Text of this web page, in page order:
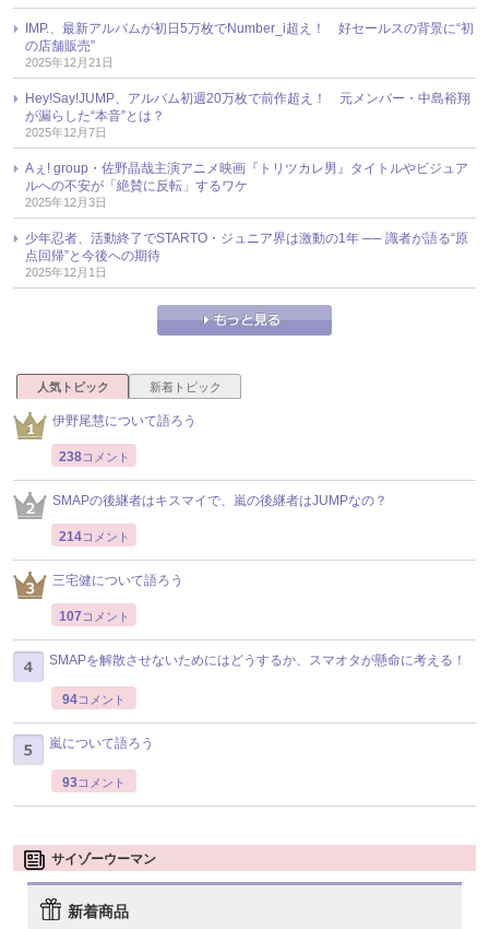
IMP.、最新アルバムが初日5万枚でNumber_i超え！ 好セールスの背景に“初
の店舗販売”
2025年12月21日
Hey!Say!JUMP、アルバム初週20万枚で前作超え！ 元メンバー・中島裕翔
が漏らした“本音”とは？
2025年12月7日
Aぇ! group・佐野晶哉主演アニメ映画『トリツカレ男』タイトルやビジュア
ルへの不安が「絶賛に反転」するワケ
2025年12月3日
少年忍者、活動終了でSTARTO・ジュニア界は激動の1年 ── 識者が語る“原
点回帰”と今後への期待
2025年12月1日
人気トピック 新着トピック
伊野尾慧について語ろう
238コメント
SMAPの後継者はキスマイで、嵐の後継者はJUMPなの？
214コメント
三宅健について語ろう
107 コメント
SMAPを解散させないためにはどうするか、スマオタが懸命に考える！
94コメント
嵐について語ろう
93コメント
サイゾーウーマン
新着商品